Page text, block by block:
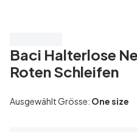
Baci Halterlose
Roten Schleifen
Ausgewählt Grösse: One size